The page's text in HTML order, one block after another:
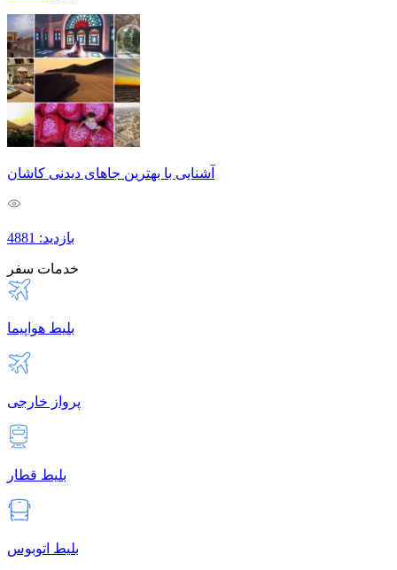
آشنایی با بهترین جاهای دیدنی کاشان
بازدید: 4881
خدمات سفر
بلیط هواپیما
پرواز خارجی
بلیط قطار
بلیط اتوبوس